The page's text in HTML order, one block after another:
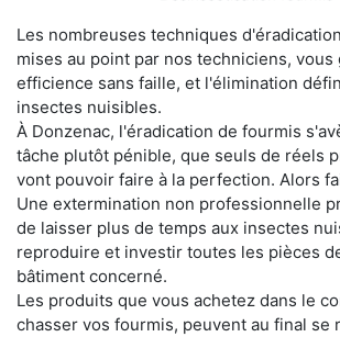
Les nombreuses techniques
mises au point par nos techniciens, vous
efficience sans faille, et l'élimination
insectes nuisibles.
À Donzenac, l'éradication de fourmis
tâche plutôt pénible, que seuls de réels
vont pouvoir faire à la perfection. Alors
Une extermination non professionnelle
de laisser plus de temps aux insectes
reproduire et investir toutes les pièces
bâtiment concerné.
Les produits que vous achetez dans le
chasser vos fourmis, peuvent au final se